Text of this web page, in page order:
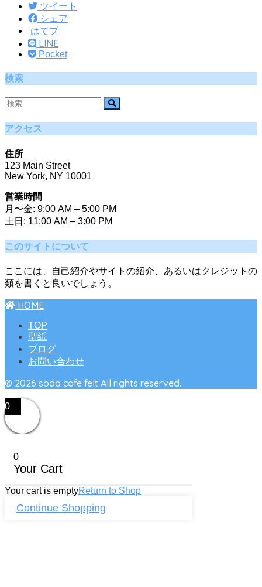
ツイート
シェア
はてブ
LINE
Pocket
検索
アクセス
住所
123 Main Street
New York, NY 10001
営業時間
月〜金: 9:00 AM – 5:00 PM
土日: 11:00 AM – 3:00 PM
このサイトについて
ここには、自己紹介やサイトの紹介、あるいはクレジットの
類を書くと良いでしょう。
HOME
TOP
型紙
ブログ
お問い合わせ
© 2026 soda cafe felt All rights reserved.
0
0
Your Cart
Your cart is emptyReturn to Shop
Continue Shopping